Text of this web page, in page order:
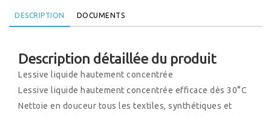
DESCRIPTION DOCUMENTS
Description détaillée du produit
Lessive liquide hautement concentrée
Lessive liquide hautement concentrée efficace dès 30°C
Nettoie en douceur tous les textiles, synthétiques et